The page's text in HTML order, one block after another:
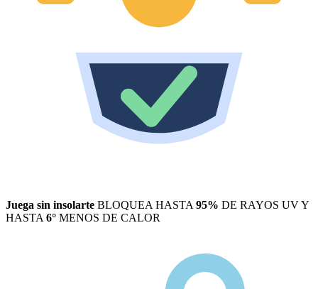
Juega sin insolarte BLOQUEA HASTA95% DE RAYOS UV Y
HASTA6° MENOS DE CALOR